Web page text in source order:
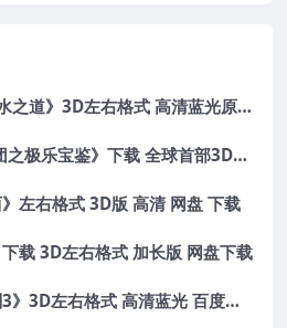
3D电影《阿凡达2水之道》3D左右格式 高清蓝光原盘 网盘下载 中文配音 4K3DVR电影
3D电影《3D肉蒲团之极乐宝鉴》下载 全球首部3D限制级电影 网盘下载
左右格式 3D版 高清 网盘 下载
载 3D左右格式 加长版 网盘下载
3D电影《变形金刚3》3D左右格式 高清蓝光 百度网盘+迅雷 下载 出屏国配字幕.国英双语